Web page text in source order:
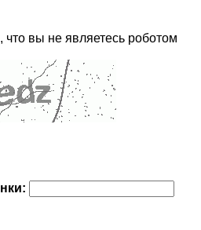
вы не являетесь роботом